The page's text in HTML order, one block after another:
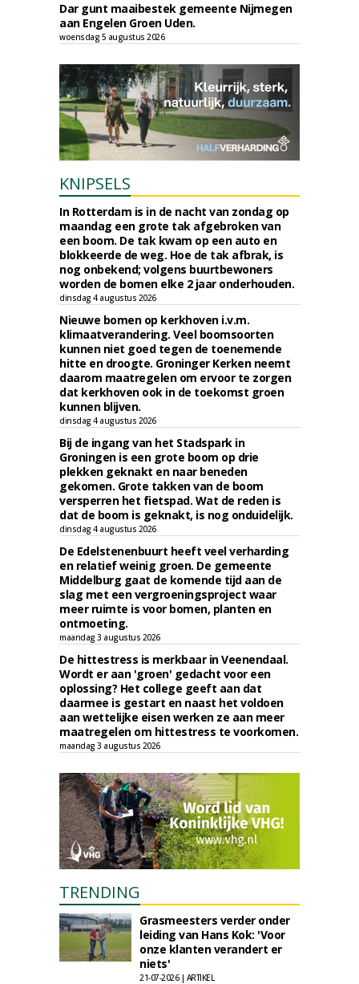
Dar gunt maaibestek gemeente Nijmegen
aan Engelen Groen Uden.
woensdag 5 augustus 2026
KNIPSELS
In Rotterdam is in de nacht van zondag op
maandag een grote tak afgebroken van
een boom. De tak kwam op een auto en
blokkeerde de weg. Hoe de tak afbrak, is
nog onbekend; volgens buurtbewoners
worden de bomen elke 2 jaar onderhouden.
dinsdag 4 augustus 2026
Nieuwe bomen op kerkhoven i.v.m.
klimaatverandering. Veel boomsoorten
kunnen niet goed tegen de toenemende
hitte en droogte. Groninger Kerken neemt
daarom maatregelen om ervoor te zorgen
dat kerkhoven ook in de toekomst groen
kunnen blijven.
dinsdag 4 augustus 2026
Bij de ingang van het Stadspark in
Groningen is een grote boom op drie
plekken geknakt en naar beneden
gekomen. Grote takken van de boom
versperren het fietspad. Wat de reden is
dat de boom is geknakt, is nog onduidelijk.
dinsdag 4 augustus 2026
De Edelstenenbuurt heeft veel verharding
en relatief weinig groen. De gemeente
Middelburg gaat de komende tijd aan de
slag met een vergroeningsproject waar
meer ruimte is voor bomen, planten en
ontmoeting.
maandag 3 augustus 2026
De hittestress is merkbaar in Veenendaal.
Wordt er aan 'groen' gedacht voor een
oplossing? Het college geeft aan dat
daarmee is gestart en naast het voldoen
aan wettelijke eisen werken ze aan meer
maatregelen om hittestress te voorkomen.
maandag 3 augustus 2026
TRENDING
Grasmeesters verder onder
leiding van Hans Kok: 'Voor
onze klanten verandert er
niets'
21-07-2026 | ARTIKEL